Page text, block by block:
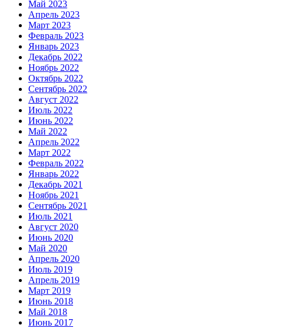
Май 2023
Апрель 2023
Март 2023
Февраль 2023
Январь 2023
Декабрь 2022
Ноябрь 2022
Октябрь 2022
Сентябрь 2022
Август 2022
Июль 2022
Июнь 2022
Май 2022
Апрель 2022
Март 2022
Февраль 2022
Январь 2022
Декабрь 2021
Ноябрь 2021
Сентябрь 2021
Июль 2021
Август 2020
Июнь 2020
Май 2020
Апрель 2020
Июль 2019
Апрель 2019
Март 2019
Июнь 2018
Май 2018
Июнь 2017